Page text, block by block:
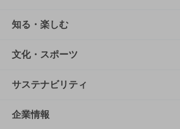
商品TOP
商品一覧
商品発売情報
栄養成分一覧
知る・楽しむ
知る・楽しむTOP
キャンペーン
工場見学
文化・スポーツ
文化・スポーツTOP
サントリーホール
サステナビリティ
サステナビリティTOP
企業情報